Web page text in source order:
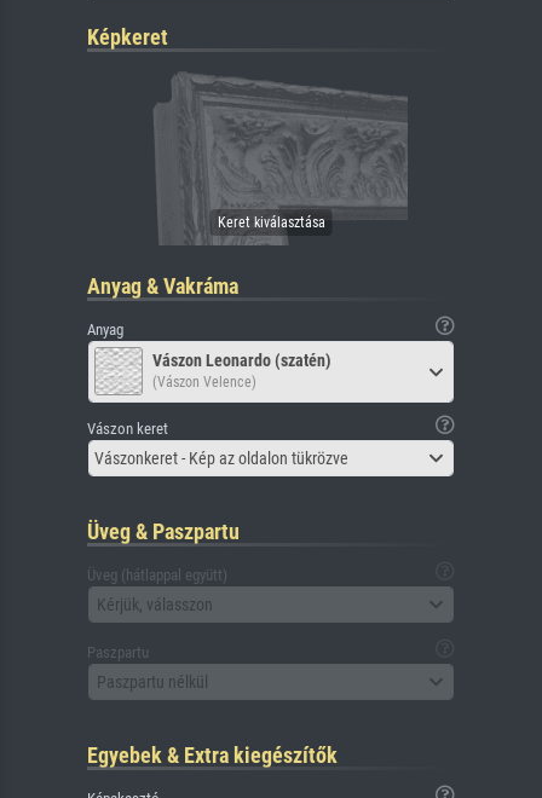
Képkeret
Anyag & Vakráma
Anyag
Vászon Leonardo (szatén)
(Vászon Velence)
Vászon keret
Vászonkeret - Kép az oldalon tükrözve
Üveg & Paszpartu
Üveg (hátlappal együtt)
Kérjük, válasszon
Paszpartu
Paszpartu nélkül
Egyebek & Extra kiegészítők